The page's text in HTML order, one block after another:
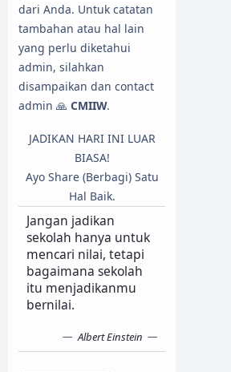
dari Anda. Untuk catatan
tambahan atau hal lain
yang perlu diketahui
admin, silahkan
disampaikan dan contact
admin 🙏 CMIIW.
JADIKAN HARI INI LUAR
BIASA!
Ayo Share (Berbagi) Satu
Hal Baik.
Jangan jadikan
sekolah hanya untuk
mencari nilai, tetapi
bagaimana sekolah
itu menjadikanmu
bernilai.
Albert Einstein